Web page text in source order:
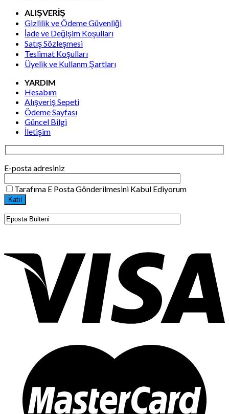
ALIŞVERİŞ
Gizlilik ve Ödeme Güvenliği
İade ve Değişim Koşulları
Satış Sözleşmesi
Teslimat Koşulları
Üyelik ve Kullanm Şartları
YARDIM
Hesabım
Alışveriş Sepeti
Ödeme Sayfası
Güncel Bilgi
İletişim
E-posta adresiniz
Tarafıma E Posta Gönderilmesini Kabul Ediyorum